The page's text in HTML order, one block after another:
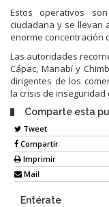
Estos operativos
ciudadana y se llevan
enorme concentración
Las autoridades
Cápac, Manabí y
dirigentes de los
la crisis de
Comparte esta
Tweet
Compartir
Imprimir
Mail
Entérate